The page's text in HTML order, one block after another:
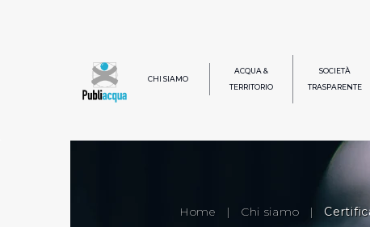
CHI SIAMO
ACQUA &
TERRITORIO
SOCIETÀ
TRASPARENTE
Home | Chi siamo |